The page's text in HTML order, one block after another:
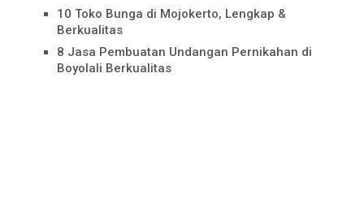
10 Toko Bunga di Mojokerto, Lengkap &
Berkualitas
8 Jasa Pembuatan Undangan Pernikahan di
Boyolali Berkualitas